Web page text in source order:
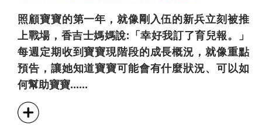
照顧寶寶的第一年，就像剛入伍的新兵立刻被推
上戰場，香吉士媽媽說:「幸好我訂了育兒報。」
每週定期收到寶寶現階段的成長概況，就像重點
預告，讓她知道寶寶可能會有什麼狀況、可以如
何幫助寶寶......